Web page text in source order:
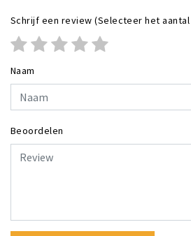
Schrijf een review (Selecteer het
Naam
Beoordelen